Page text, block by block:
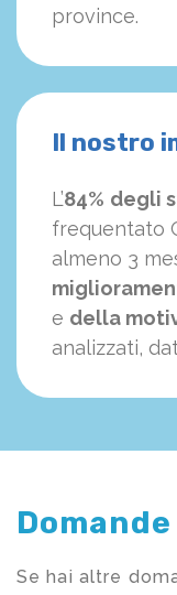
province.
Il nostro
L’84% degli
frequentato
almeno 3
e della
analizzati,
Se hai altre